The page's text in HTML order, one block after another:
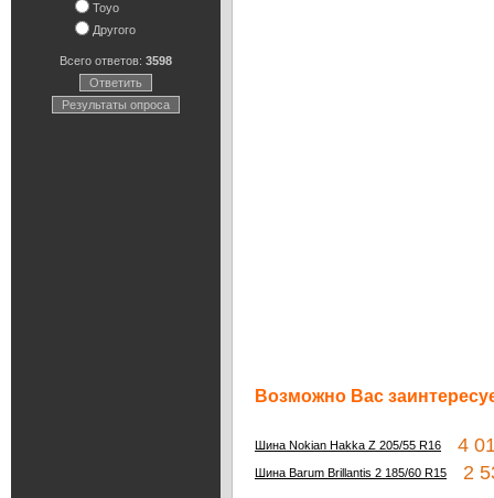
Toyo
Другого
Всего ответов: 3598
Ответить
Результаты опроса
Возможно Вас
Шина Nokian Hakka Z 205/55 R16 4
Шина Barum Brillantis 2 185/60 R15 2